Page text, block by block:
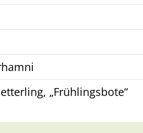
„Frühlingsbote“